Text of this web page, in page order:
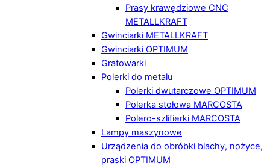
Prasy krawędziowe CNC
METALLKRAFT
Gwinciarki METALLKRAFT
Gwinciarki OPTIMUM
Gratowarki
Polerki do metalu
Polerki dwutarczowe OPTIMUM
Polerka stołowa MARCOSTA
Polero-szlifierki MARCOSTA
Lampy maszynowe
Urządzenia do obróbki blachy, nożyce,
praski OPTIMUM